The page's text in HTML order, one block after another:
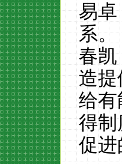
易卓
系。
春凯
造提
给有
得制
促进